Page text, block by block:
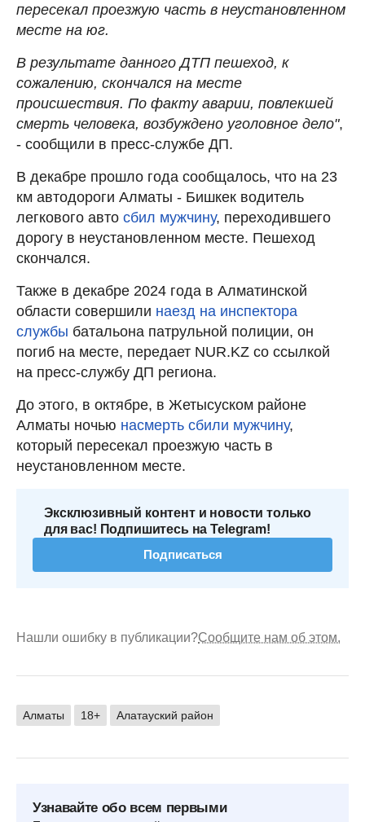
пересекал проезжую часть в неустановленном
месте на юг.
В результате данного ДТП пешеход, к
сожалению, скончался на месте
происшествия. По факту аварии, повлекшей
смерть человека, возбуждено уголовное дело",
- сообщили в пресс-службе ДП.
В декабре прошло года сообщалось, что на 23
км автодороги Алматы - Бишкек водитель
легкового авто сбил мужчину, переходившего
дорогу в неустановленном месте. Пешеход
скончался.
Также в декабре 2024 года в Алматинской
области совершили наезд на инспектора
службы батальона патрульной полиции, он
погиб на месте, передает NUR.KZ со ссылкой
на пресс-службу ДП региона.
До этого, в октябре, в Жетысуском районе
Алматы ночью насмерть сбили мужчину,
который пересекал проезжую часть в
неустановленном месте.
Эксклюзивный контент и новости только
для вас! Подпишитесь на Telegram!
Подписаться
Нашли ошибку в публикации?Сообщите нам об этом.
Алматы 18+ Алатауский район
Узнавайте обо всем первыми